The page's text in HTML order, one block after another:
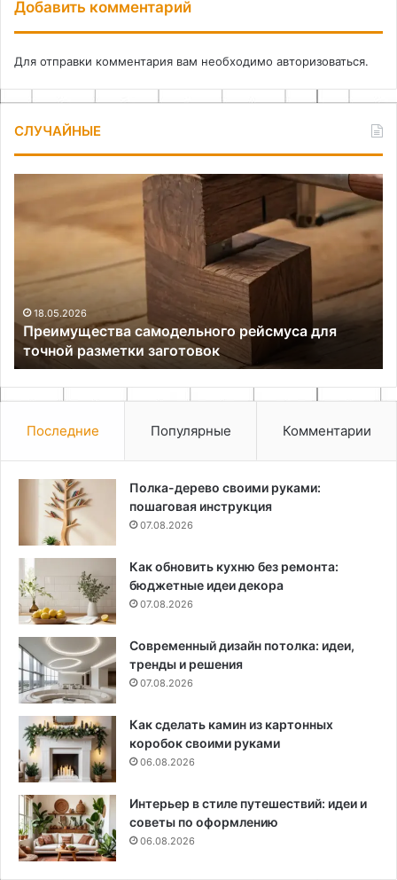
Добавить комментарий
Для отправки комментария вам необходимо авторизоваться.
СЛУЧАЙНЫЕ
самодельного
рейсмуса
разметки
18.05.2026
Преимущества самодельного рейсмуса для
точной разметки заготовок
и
Последние Популярные Комментарии
Полка-дерево своими руками:
пошаговая инструкция
07.08.2026
Как обновить кухню без ремонта:
бюджетные идеи декора
07.08.2026
Современный дизайн потолка: идеи,
тренды и решения
07.08.2026
Как сделать камин из картонных
коробок своими руками
06.08.2026
Интерьер в стиле путешествий: идеи и
советы по оформлению
06.08.2026